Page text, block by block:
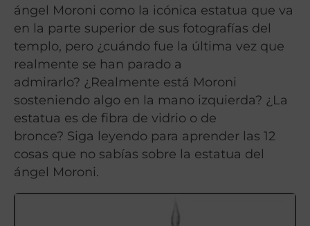
ángel Moroni como la icónica estatua que va
en la parte superior de sus fotografías del
templo, pero ¿cuándo fue la última vez que
realmente se han parado a
admirarlo? ¿Realmente está Moroni
sosteniendo algo en la mano izquierda? ¿La
estatua es de fibra de vidrio o de
bronce? Siga leyendo para aprender las 12
cosas que no sabías sobre la estatua del
ángel Moroni.